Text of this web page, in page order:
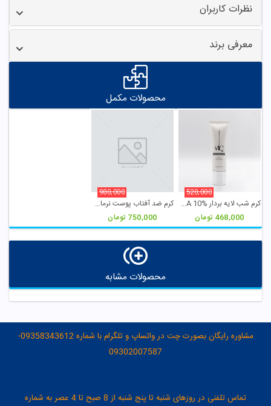
نظرات کاربران
معرفی برند
محصولات مکمل
کرم شب لایه بردار AHA 10% ام کیو
520,000
468,000 تومان
کرم ضد آفتاب پوست نرمال SPF 50 بژ روشن ام کیو
980,000
750,000 تومان
محصولات مشابه
مشاوره رایگان بصورت چت در واتساپ و تلگرام با شماره 09358343612-
09302007587
تماس تلفنی در روزهای شنبه تا پنج شنبه از 8 صبح تا 4 عصر به شماره